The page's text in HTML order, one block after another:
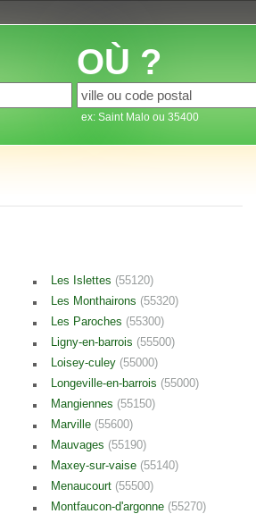
OÙ ?
ex: Saint Malo ou 35400
Les Islettes (55120)
Les Monthairons (55320)
Les Paroches (55300)
Ligny-en-barrois (55500)
Loisey-culey (55000)
Longeville-en-barrois (55000)
Mangiennes (55150)
Marville (55600)
Mauvages (55190)
Maxey-sur-vaise (55140)
Menaucourt (55500)
Montfaucon-d'argonne (55270)